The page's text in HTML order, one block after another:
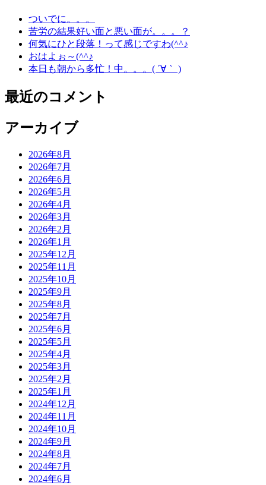
ついでに。。。
苦労の結果好い面と悪い面が。。。？
何気にひと段落！って感じですわ(^^♪
おはよぉ～(^^♪
本日も朝から多忙！中。。。( ´∀｀ )
最近のコメント
アーカイブ
2026年8月
2026年7月
2026年6月
2026年5月
2026年4月
2026年3月
2026年2月
2026年1月
2025年12月
2025年11月
2025年10月
2025年9月
2025年8月
2025年7月
2025年6月
2025年5月
2025年4月
2025年3月
2025年2月
2025年1月
2024年12月
2024年11月
2024年10月
2024年9月
2024年8月
2024年7月
2024年6月